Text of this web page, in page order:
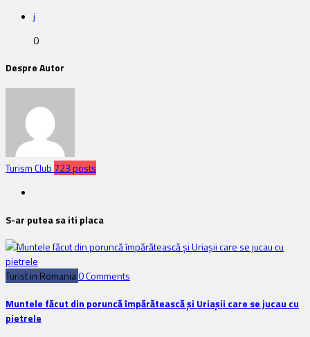
j
0
Despre Autor
Turism Club 723 posts
S-ar putea sa iti placa
Turist in Romania0 Comments
Muntele făcut din poruncă împărătească şi Uriaşii care se jucau cu
pietrele